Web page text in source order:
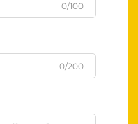
0/100
0/200